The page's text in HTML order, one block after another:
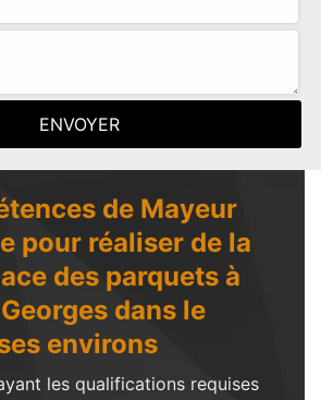
de Mayeur
pour réaliser de la
des parquets à
dans le
environs
les qualifications requises